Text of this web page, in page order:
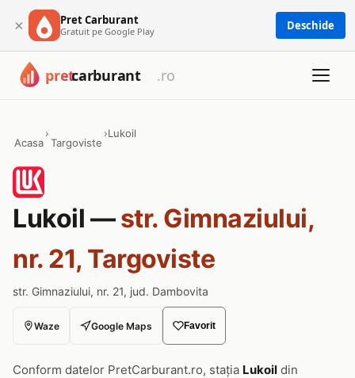
× Pret Carburant
Gratuit pe Google Play Deschide
Acasa
›
Targoviste
›Lukoil
Lukoil —str. Gimnaziului,
nr. 21, Targoviste
str. Gimnaziului, nr. 21, jud. Dambovita
Waze Google Maps Favorit
Conform datelor PretCarburant.ro, stația Lukoil din